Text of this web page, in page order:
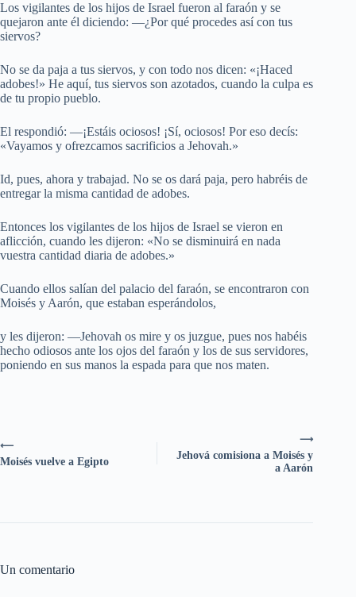
Los vigilantes de los hijos de Israel fueron al faraón y se
quejaron ante él diciendo: —¿Por qué procedes así con tus
siervos?
No se da paja a tus siervos, y con todo nos dicen: «¡Haced
adobes!» He aquí, tus siervos son azotados, cuando la culpa es
de tu propio pueblo.
El respondió: —¡Estáis ociosos! ¡Sí, ociosos! Por eso decís:
«Vayamos y ofrezcamos sacrificios a Jehovah.»
Id, pues, ahora y trabajad. No se os dará paja, pero habréis de
entregar la misma cantidad de adobes.
Entonces los vigilantes de los hijos de Israel se vieron en
aflicción, cuando les dijeron: «No se disminuirá en nada
vuestra cantidad diaria de adobes.»
Cuando ellos salían del palacio del faraón, se encontraron con
Moisés y Aarón, que estaban esperándolos,
y les dijeron: —Jehovah os mire y os juzgue, pues nos habéis
hecho odiosos ante los ojos del faraón y los de sus servidores,
poniendo en sus manos la espada para que nos maten.
⟶
Jehová comisiona a Moisés y
a Aarón
⟵
Moisés vuelve a Egipto
Un comentario